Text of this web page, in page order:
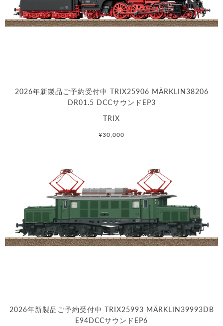
2026年新製品ご予約受付中 TRIX25906 MÄRKLIN38206
DR01.5 DCCサウンドEP3
TRIX
¥30,000
2026年新製品ご予約受付中 TRIX25993 MÄRKLIN39993DB
E94DCCサウンドEP6